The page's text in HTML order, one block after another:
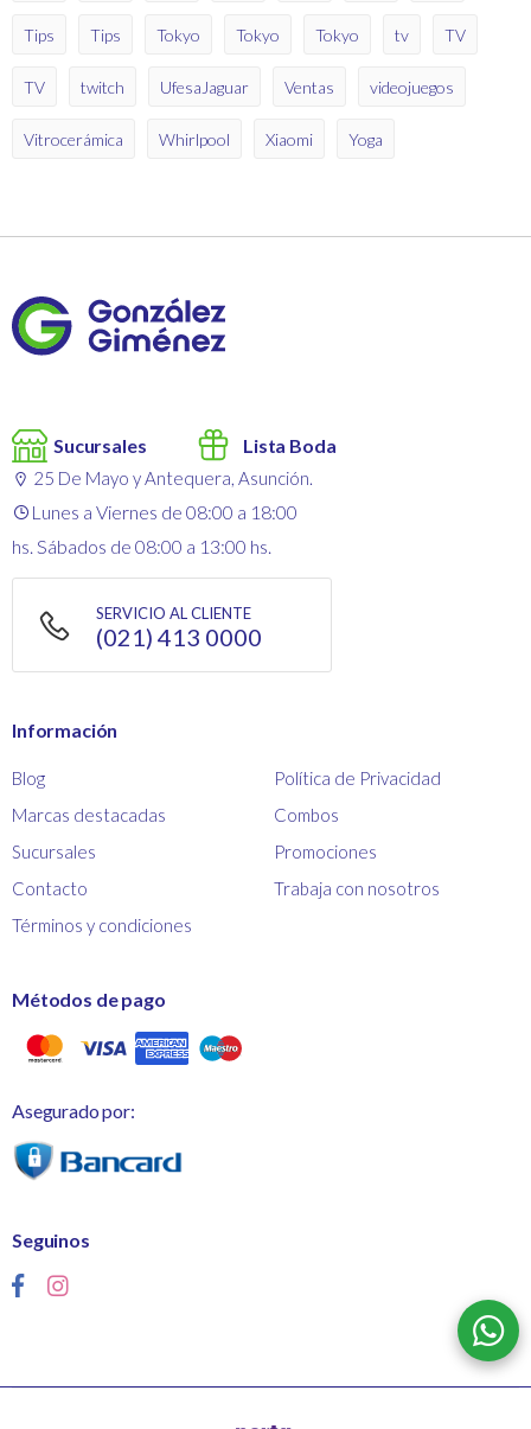
Tips Tips Tokyo Tokyo Tokyo tv TV
TV twitch UfesaJaguar Ventas videojuegos
Vitrocerámica Whirlpool Xiaomi Yoga
Sucursales Lista Boda
25 De Mayo y Antequera, Asunción.
Lunes a Viernes de 08:00 a 18:00
hs. Sábados de 08:00 a 13:00 hs.
SERVICIO AL CLIENTE
(021) 413 0000
Información
Blog
Marcas destacadas
Sucursales
Contacto
Términos y condiciones
Política de Privacidad
Combos
Promociones
Trabaja con nosotros
Métodos de pago
Asegurado por:
Seguinos